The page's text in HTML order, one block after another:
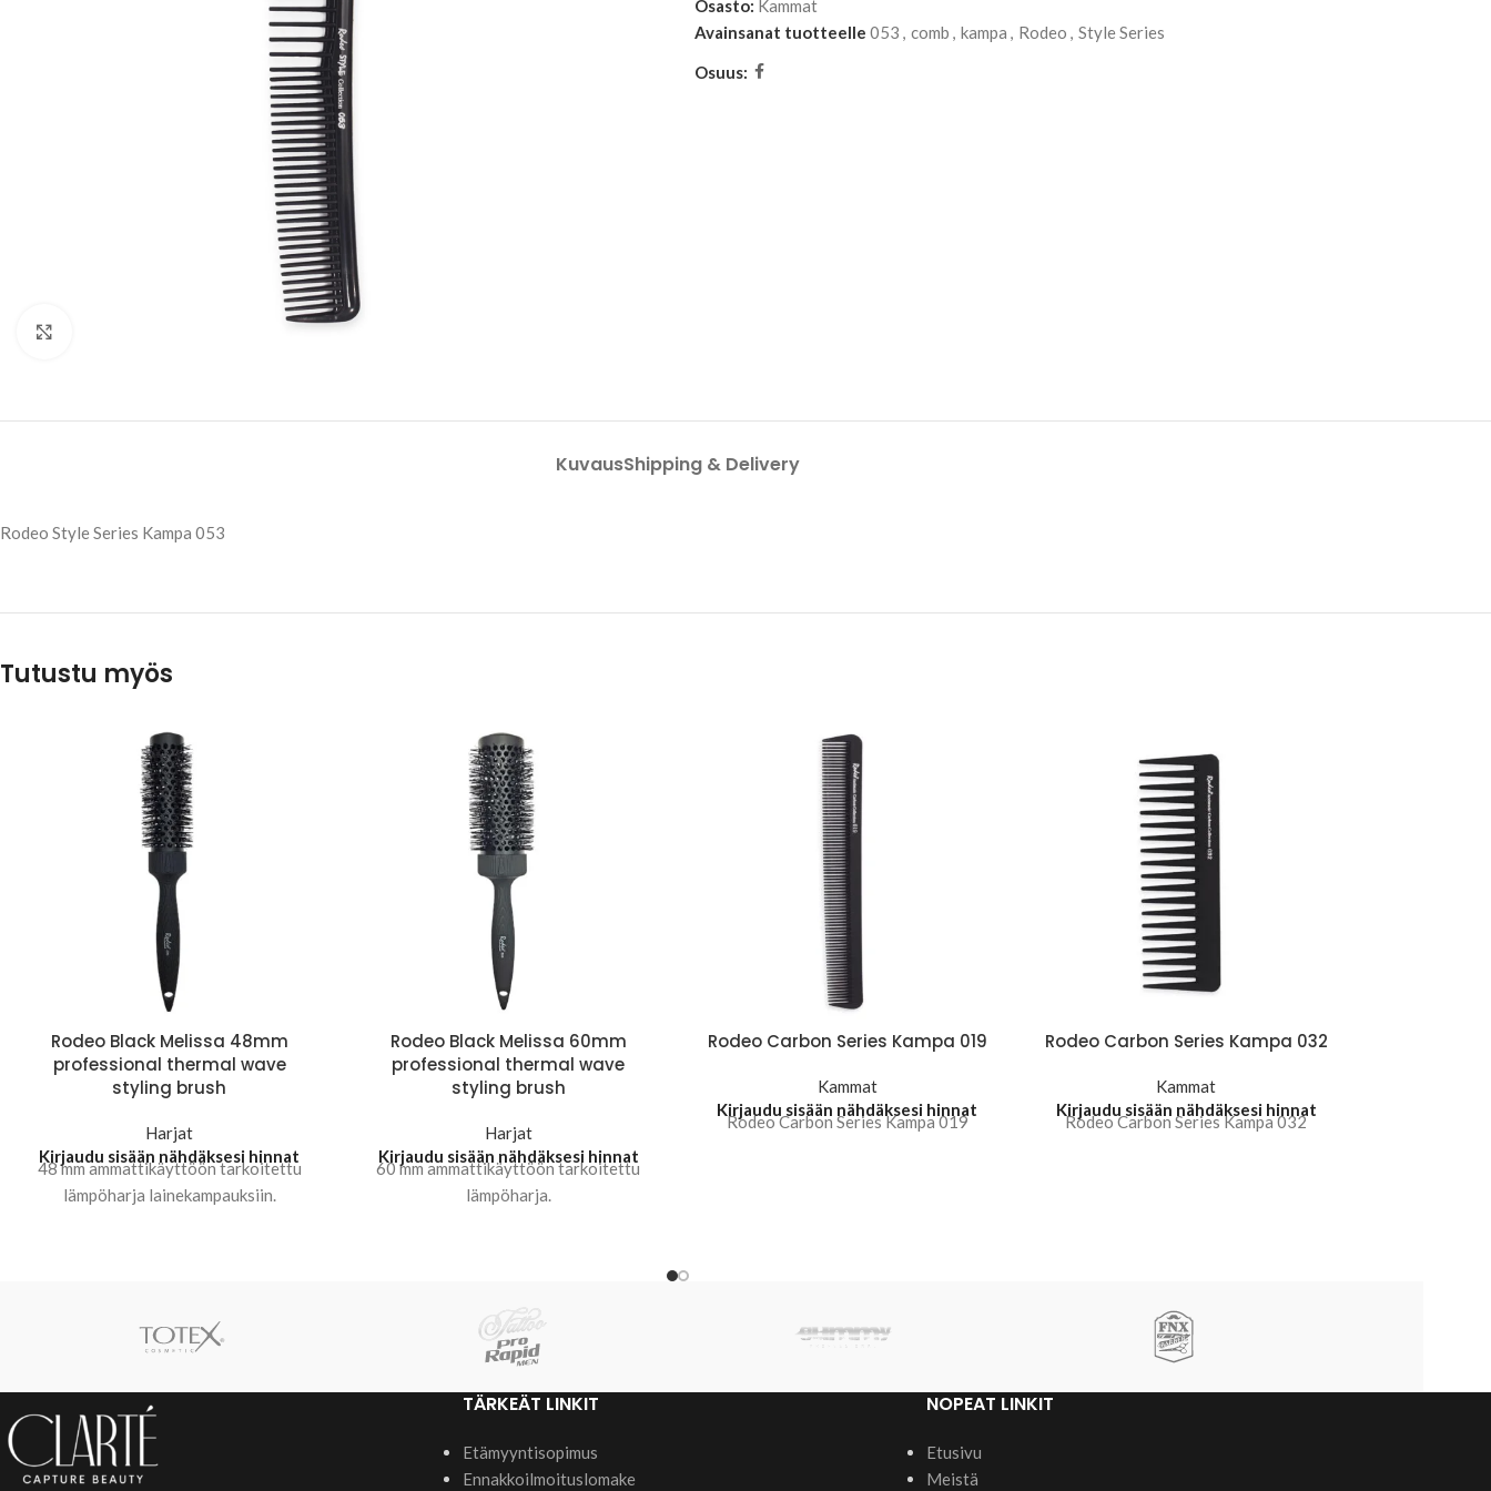
Osasto: Kammat
Avainsanat tuotteelle 053 , comb , kampa , Rodeo , Style Series
Osuus:
KuvausShipping & Delivery
Rodeo Style Series Kampa 053
Tutustu myös
Rodeo Black Melissa 48mm
professional thermal wave
styling brush
Harjat
Kirjaudu sisään nähdäksesi hinnat
48 mm ammattikäyttöön tarkoitettu
lämpöharja lainekampauksiin.
Rodeo Black Melissa 60mm
professional thermal wave
styling brush
Harjat
Kirjaudu sisään nähdäksesi hinnat
60 mm ammattikäyttöön tarkoitettu
lämpöharja.
Rodeo Carbon Series Kampa 019
Kammat
Kirjaudu sisään nähdäksesi hinnat
Rodeo Carbon Series Kampa 019
Rodeo Carbon Series Kampa 032
Kammat
Kirjaudu sisään nähdäksesi hinnat
Rodeo Carbon Series Kampa 032
TÄRKEÄT LINKIT
Etämyyntisopimus
Ennakkoilmoituslomake
NOPEAT LINKIT
Etusivu
Meistä